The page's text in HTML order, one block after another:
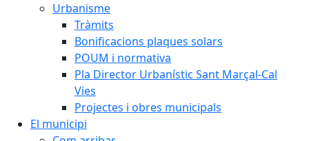
Urbanisme
Tràmits
Bonificacions plaques solars
POUM i normativa
Pla Director Urbanístic Sant Marçal-Cal
Vies
Projectes i obres municipals
El municipi